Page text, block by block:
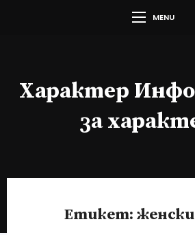
MENU
Характер Инфо
за
Етикет: